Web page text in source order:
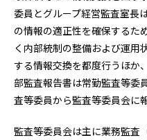
委員とグループ経営監査室長
の情報の適正性を確保するた
く内部統制の整備および運用
する情報交換を都度行うほか
部監査報告書は常勤監査等委
査等委員から監査等委員会に
監査等委員会は主に業務監査